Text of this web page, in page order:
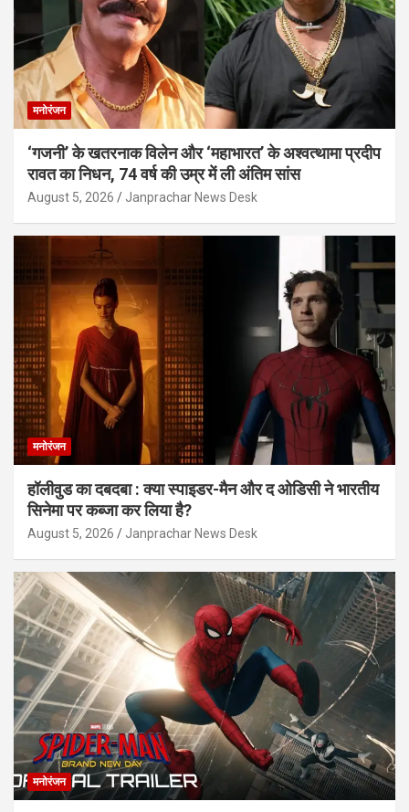
मनोरंजन
‘गजनी’ के खतरनाक विलेन और ‘महाभारत’ के अश्वत्थामा प्रदीप
रावत का निधन, 74 वर्ष की उम्र में ली अंतिम सांस
August 5, 2026 Janprachar News Desk
मनोरंजन
हॉलीवुड का दबदबा : क्या स्पाइडर-मैन और द ओडिसी ने भारतीय
सिनेमा पर कब्जा कर लिया है?
August 5, 2026 Janprachar News Desk
मनोरंजन